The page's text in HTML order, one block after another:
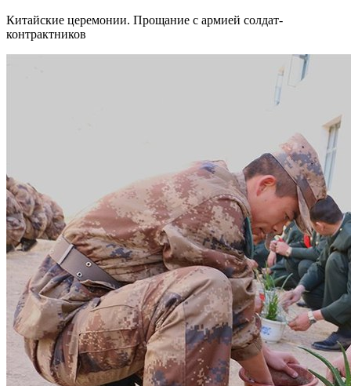
Китайские церемонии. Прощание с армией солдат-
контрактников